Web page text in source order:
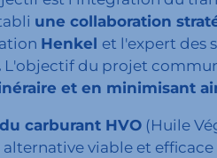
une collaboration
Henkel et l'expert des
L'objectif du projet
et en minimisant
carburant HVO (Huile
viable et